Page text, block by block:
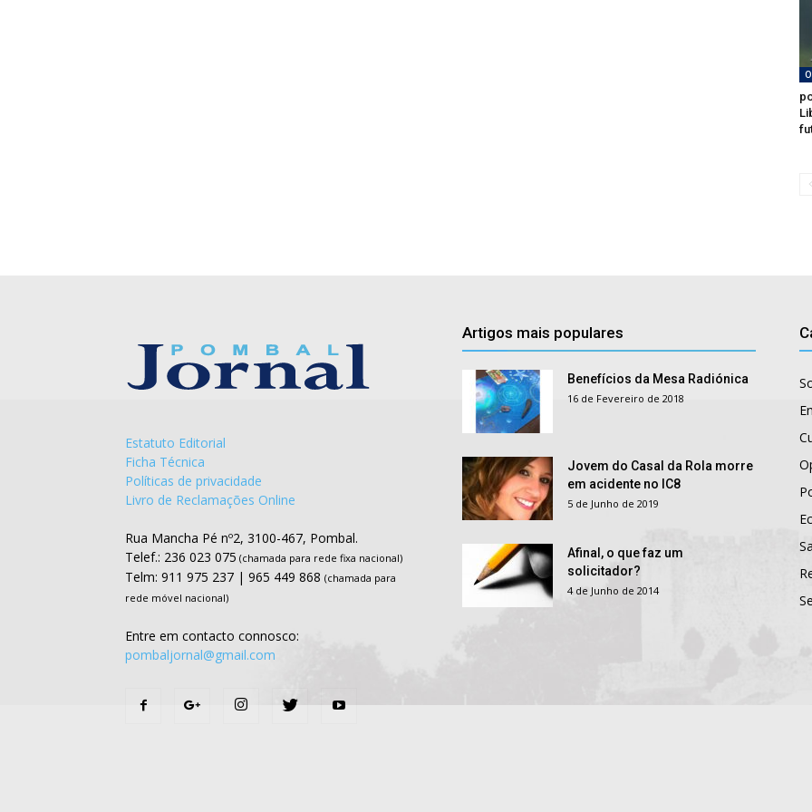
Estatuto Editorial
Ficha Técnica
Políticas de privacidade
Livro de Reclamações Online
Rua Mancha Pé nº2, 3100-467, Pombal.
Telef.: 236 023 075 (chamada para rede fixa nacional)
Telm: 911 975 237 | 965 449 868 (chamada para
rede móvel nacional)
Entre em contacto connosco:
pombaljornal@gmail.com
Artigos mais populares
Benefícios da Mesa Radiónica
16 de Fevereiro de 2018
Jovem do Casal da Rola morre
em acidente no IC8
5 de Junho de 2019
Afinal, o que faz um
solicitador?
4 de Junho de 2014